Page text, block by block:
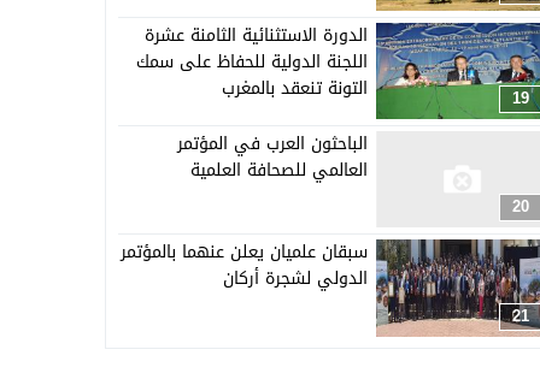
19
الدورة الاستثنائية الثامنة عشرة
اللجنة الدولية للحفاظ على سمك
التونة تنعقد بالمغرب
20
الباحثون العرب في المؤتمر
العالمي للصحافة العلمية
21
سبقان علميان يعلن عنهما بالمؤتمر
الدولي لشجرة أركان